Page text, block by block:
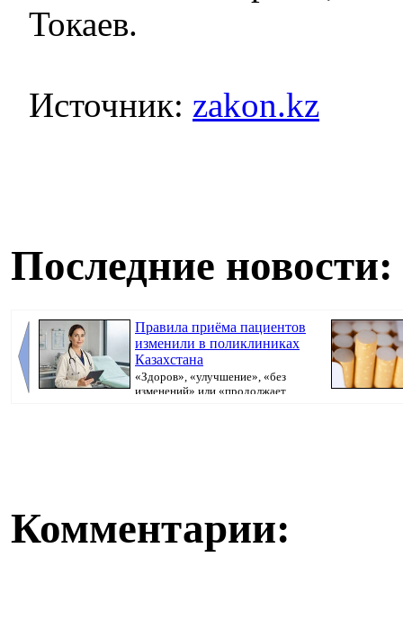
Токаев.
Источник: zakon.kz
Последние новости:
Правила приёма пациентов
изменили в поликлиниках
Казахстана
«Здоров», «улучшение», «без
изменений» или «продолжает
Комментарии: